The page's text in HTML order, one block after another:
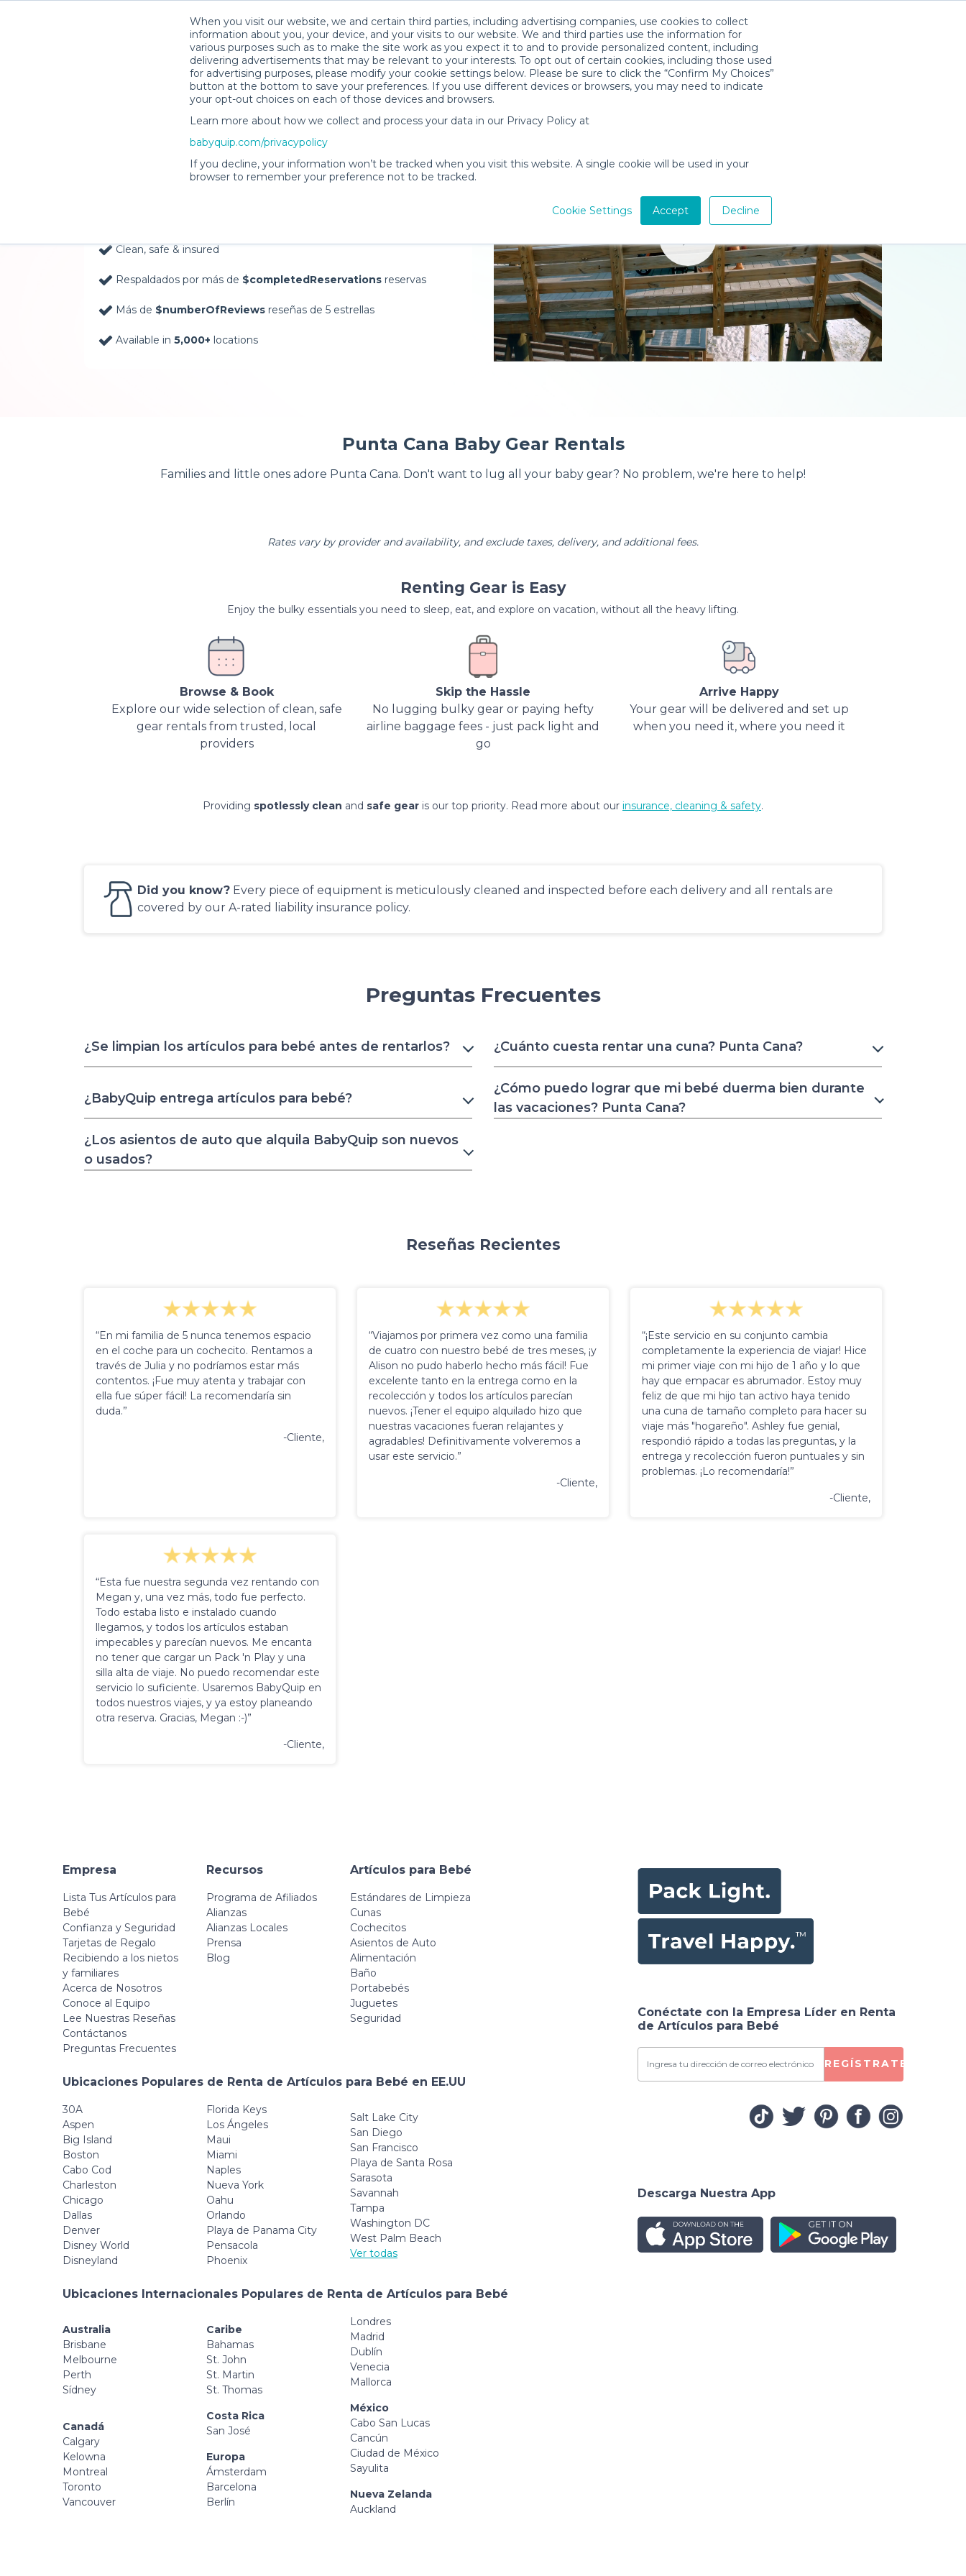
When you visit our website, we and certain third parties, including advertising companies, use cookies to collect
information about you, your device, and your visits to our website. We and third parties use the information for
various purposes such as to make the site work as you expect it to and to provide personalized content, including
delivering advertisements that may be relevant to your interests. To opt out of certain cookies, including those used
for advertising purposes, please modify your cookie settings below. Please be sure to click the “Confirm My Choices”
button at the bottom to save your preferences. If you use different devices or browsers, you may need to indicate
your opt-out choices on each of those devices and browsers.
Learn more about how we collect and process your data in our Privacy Policy at
babyquip.com/privacypolicy
If you decline, your information won’t be tracked when you visit this website. A single cookie will be used in your
browser to remember your preference not to be tracked.
Cookie Settings Accept Decline
Descarga la App
Baby Gear Rentals, Delivered to
Your Door in Punta Cana
Clean, safe & insured
Respaldados por más de $completedReservations reservas
Más de $numberOfReviews reseñas de 5 estrellas
Available in 5,000+ locations
Punta Cana Baby Gear Rentals
Families and little ones adore Punta Cana. Don't want to lug all your baby gear? No problem, we're here to help!
Rates vary by provider and availability, and exclude taxes, delivery, and additional fees.
Renting Gear is Easy
Enjoy the bulky essentials you need to sleep, eat, and explore on vacation, without all the heavy lifting.
Browse & Book
Explore our wide selection of clean, safe
gear rentals from trusted, local
providers
Skip the Hassle
No lugging bulky gear or paying hefty
airline baggage fees - just pack light and
go
Arrive Happy
Your gear will be delivered and set up
when you need it, where you need it
Providing spotlessly clean and safe gear is our top priority. Read more about our insurance, cleaning & safety.
Did you know? Every piece of equipment is meticulously cleaned and inspected before each delivery and all rentals are
covered by our A-rated liability insurance policy.
Preguntas Frecuentes
¿Se limpian los artículos para bebé antes de rentarlos?
¿BabyQuip entrega artículos para bebé?
¿Los asientos de auto que alquila BabyQuip son nuevos
o usados?
¿Cuánto cuesta rentar una cuna? Punta Cana?
¿Cómo puedo lograr que mi bebé duerma bien durante
las vacaciones? Punta Cana?
Reseñas Recientes
“En mi familia de 5 nunca tenemos espacio
en el coche para un cochecito. Rentamos a
través de Julia y no podríamos estar más
contentos. ¡Fue muy atenta y trabajar con
ella fue súper fácil! La recomendaría sin
duda.”
-Cliente,
“Viajamos por primera vez como una familia
de cuatro con nuestro bebé de tres meses, ¡y
Alison no pudo haberlo hecho más fácil! Fue
excelente tanto en la entrega como en la
recolección y todos los artículos parecían
nuevos. ¡Tener el equipo alquilado hizo que
nuestras vacaciones fueran relajantes y
agradables! Definitivamente volveremos a
usar este servicio.”
-Cliente,
“¡Este servicio en su conjunto cambia
completamente la experiencia de viajar! Hice
mi primer viaje con mi hijo de 1 año y lo que
hay que empacar es abrumador. Estoy muy
feliz de que mi hijo tan activo haya tenido
una cuna de tamaño completo para hacer su
viaje más "hogareño". Ashley fue genial,
respondió rápido a todas las preguntas, y la
entrega y recolección fueron puntuales y sin
problemas. ¡Lo recomendaría!”
-Cliente,
“Esta fue nuestra segunda vez rentando con
Megan y, una vez más, todo fue perfecto.
Todo estaba listo e instalado cuando
llegamos, y todos los artículos estaban
impecables y parecían nuevos. Me encanta
no tener que cargar un Pack 'n Play y una
silla alta de viaje. No puedo recomendar este
servicio lo suficiente. Usaremos BabyQuip en
todos nuestros viajes, y ya estoy planeando
otra reserva. Gracias, Megan :-)”
-Cliente,
Empresa
Lista Tus Artículos para
Bebé
Confianza y Seguridad
Tarjetas de Regalo
Recibiendo a los nietos
y familiares
Acerca de Nosotros
Conoce al Equipo
Lee Nuestras Reseñas
Contáctanos
Preguntas Frecuentes
Recursos
Programa de Afiliados
Alianzas
Alianzas Locales
Prensa
Blog
Artículos para Bebé
Estándares de Limpieza
Cunas
Cochecitos
Asientos de Auto
Alimentación
Baño
Portabebés
Juguetes
Seguridad
Ubicaciones Populares de Renta de Artículos para Bebé en EE.UU
30A
Aspen
Big Island
Boston
Cabo Cod
Charleston
Chicago
Dallas
Denver
Disney World
Disneyland
Florida Keys
Los Ángeles
Maui
Miami
Naples
Nueva York
Oahu
Orlando
Playa de Panama City
Pensacola
Phoenix
Salt Lake City
San Diego
San Francisco
Playa de Santa Rosa
Sarasota
Savannah
Tampa
Washington DC
West Palm Beach
Ver todas
Ubicaciones Internacionales Populares de Renta de Artículos para Bebé
Australia
Brisbane
Melbourne
Perth
Sídney
Canadá
Calgary
Kelowna
Montreal
Toronto
Vancouver
Caribe
Bahamas
St. John
St. Martin
St. Thomas
Costa Rica
San José
Europa
Ámsterdam
Barcelona
Berlín
Londres
Madrid
Dublín
Venecia
Mallorca
México
Cabo San Lucas
Cancún
Ciudad de México
Sayulita
Nueva Zelanda
Auckland
Conéctate con la Empresa Líder en Renta
de Artículos para Bebé
REGÍSTRATE
Descarga Nuestra App